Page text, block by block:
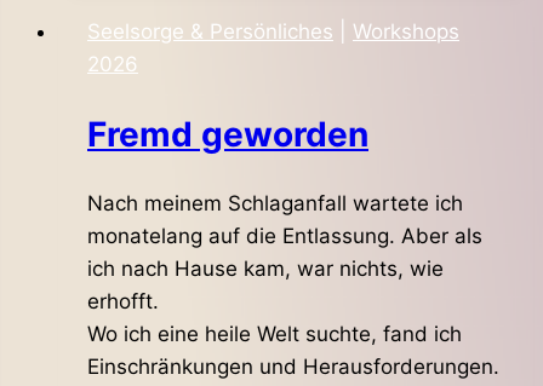
Seelsorge & Persönliches
Workshops
2026
Fremd geworden
Nach meinem Schlaganfall wartete ich
monatelang auf die Entlassung. Aber als
ich nach Hause kam, war nichts, wie
erhofft.
Wo ich eine heile Welt suchte, fand ich
Einschränkungen und Herausforderungen.